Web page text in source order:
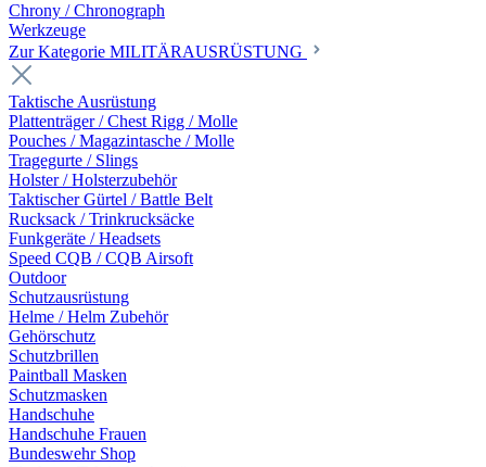
Chrony / Chronograph
Werkzeuge
Zur Kategorie MILITÄRAUSRÜSTUNG
Taktische Ausrüstung
Plattenträger / Chest Rigg / Molle
Pouches / Magazintasche / Molle
Tragegurte / Slings
Holster / Holsterzubehör
Taktischer Gürtel / Battle Belt
Rucksack / Trinkrucksäcke
Funkgeräte / Headsets
Speed CQB / CQB Airsoft
Outdoor
Schutzausrüstung
Helme / Helm Zubehör
Gehörschutz
Schutzbrillen
Paintball Masken
Schutzmasken
Handschuhe
Handschuhe Frauen
Bundeswehr Shop